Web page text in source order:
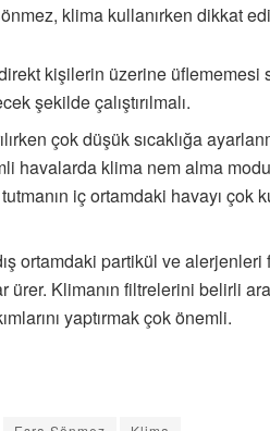
klima kullanırken dikkat
kişilerin üzerine üflememesi
şekilde çalıştırılmalı.
çok düşük sıcaklığa
havalarda klima nem alma
tutmanın iç ortamdaki havayı
ortamdaki partikül ve alerjenleri
ürer. Klimanın filtrelerini belirli
yaptırmak çok önemli.